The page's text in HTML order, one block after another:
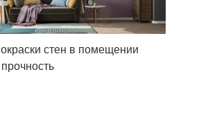
стен в помещении